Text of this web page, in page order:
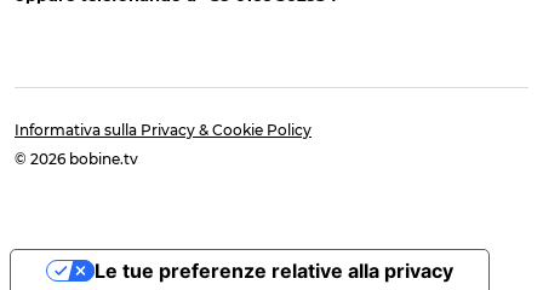
Informativa sulla Privacy & Cookie Policy
© 2026 bobine.tv
Le tue preferenze relative alla privacy